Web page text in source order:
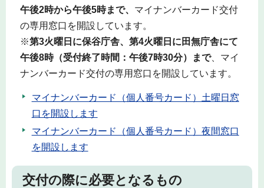
午後2時から午後5時まで、 マイナンバーカード交付
の専用窓口を開設しています。
※第3火曜日に保谷庁舎、第4火曜日に田無庁舎にて
午後8時（受付終了時間：午後7時30分）まで、マイ
ナンバーカード交付の専用窓口を開設しています。
マイナンバーカード（個人番号カード）土曜日窓
口を開設します
マイナンバーカード（個人番号カード）夜間窓口
を開設します
交付の際に必要となるもの